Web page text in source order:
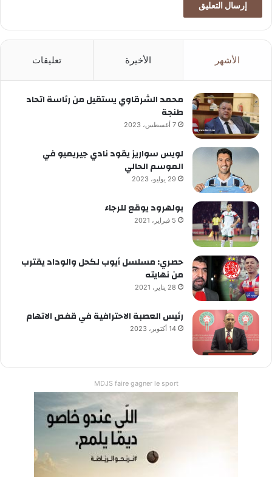
الأشهر الأخيرة تعليقات
محمد الشرقاوي يستقيل من رئاسة اتحاد
طنجة
7 أغسطس، 2023
لويس سواريز يقود نادي جيريميو في
الموسم الحالي
29 يوليو، 2023
بولهرود يوقع للرجاء
5 فبراير، 2021
حصري: مسلسل أيوب لكحل والوداد يقترب
من نهايته
28 يناير، 2021
رئيس العصبة الاحترافية في قفص الاتهام
14 أكتوبر، 2023
MDJS faire gagner le sport